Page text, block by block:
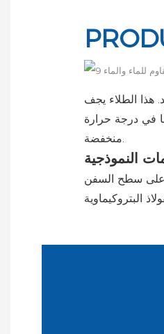
هذا الطلاء يجف
في درجة حرارة
منخفضة.
على سطح السفن